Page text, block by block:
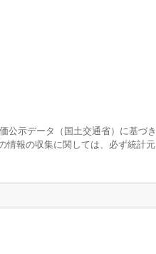
公示データ（国土交通省）に基づき
情報の収集に関しては、必ず統計元